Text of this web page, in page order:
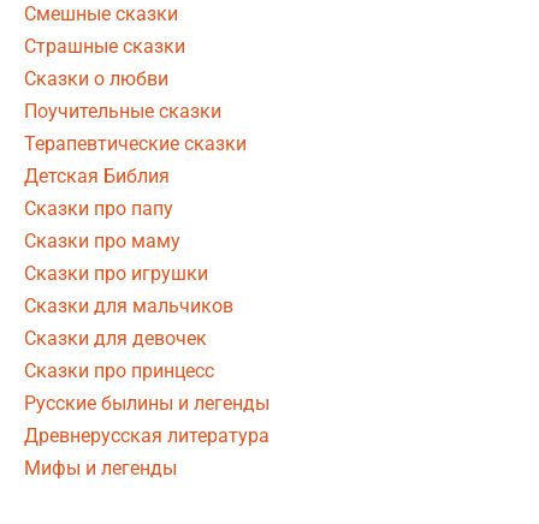
Смешные сказки
Страшные сказки
Сказки о любви
Поучительные сказки
Терапевтические сказки
Детская Библия
Сказки про папу
Сказки про маму
Сказки про игрушки
Сказки для мальчиков
Сказки для девочек
Сказки про принцесс
Русские былины и легенды
Древнерусская литература
Мифы и легенды